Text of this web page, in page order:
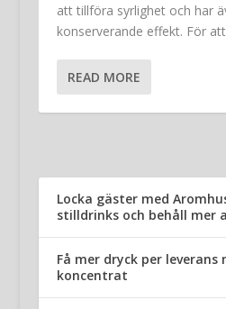
att tillföra syrlighet och har
konserverande effekt. För
READ MORE
Locka gäster med
stilldrinks och behåll mer
Få mer dryck per leverans
koncentrat